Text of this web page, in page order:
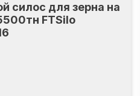
силос для зерна на
FTSilo